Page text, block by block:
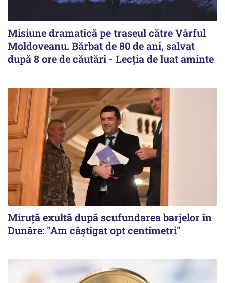
Misiune dramatică pe traseul către Vârful
Moldoveanu. Bărbat de 80 de ani, salvat
după 8 ore de căutări - Lecția de luat aminte
Miruță exultă după scufundarea barjelor în
Dunăre: "Am câștigat opt centimetri"